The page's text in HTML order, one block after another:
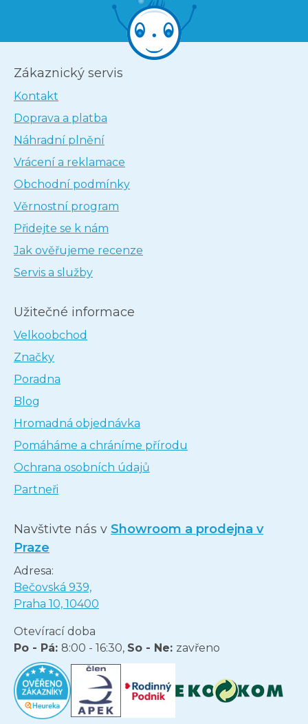
Zákaznický servis
Kontakt
Doprava a platba
Náhradní plnění
Vrácení a reklamace
Obchodní podmínky
Věrnostní program
Přidejte se k nám
Jak ověřujeme recenze
Servis a služby
Užitečné informace
Velkoobchod
Značky
Poradna
Blog
Hromadná objednávka
Pomáháme a chráníme přírodu
Ochrana osobních údajů
Partneři
Navštivte nás v Showroom a prodejna v
Praze
Adresa:
Bečovská 939,
Praha 10, 10400
Otevírací doba
Po - Pá: 8:00 - 16:30, So - Ne: zavřeno